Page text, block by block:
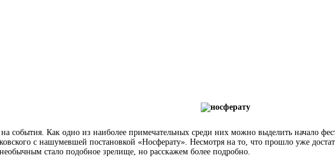
на события. Как одно из наиболее примечательных среди них можно выделить начало
с нашумевшей постановкой «Носферату». Несмотря на то, что прошло уже
стало подобное зрелище, но расскажем более подробно.